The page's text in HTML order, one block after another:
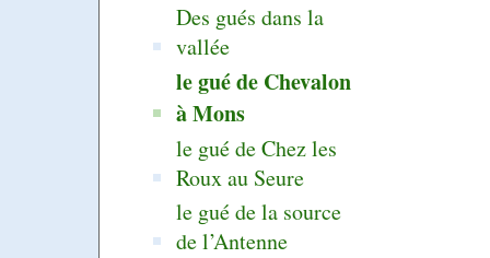
Des gués dans la
vallée
le gué de Chevalon
à Mons
le gué de Chez les
Roux au Seure
le gué de la source
de l’Antenne